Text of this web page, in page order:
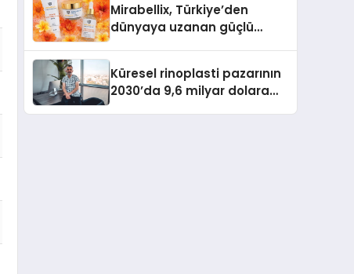
Mirabellix, Türkiye’den
dünyaya uzanan güçlü
Küresel rinoplasti pazarının
2030’da 9,6 milyar dolara